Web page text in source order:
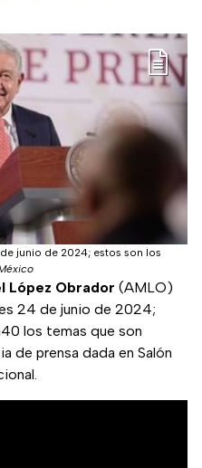
junio de 2024; estos son los
López Obrador (AMLO)
24 de junio de 2024;
los temas que son
de prensa dada en Salón